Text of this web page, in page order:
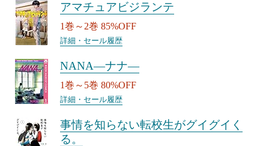
アマチュアビジランテ
1巻～2巻 85%OFF
詳細・セール履歴
NANA―ナナ―
1巻～5巻 80%OFF
詳細・セール履歴
事情を知らない転校生がグイグイく
る。